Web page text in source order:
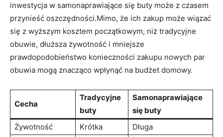
inwestycja w samonaprawiające się buty może z czasem
przynieść oszczędności.Mimo, że ich zakup może wiązać
się z wyższym kosztem początkowym, niż tradycyjne
obuwie, dłuższa żywotność i mniejsze
prawdopodobieństwo konieczności zakupu nowych par
obuwia mogą znacząco wpłynąć na budżet domowy.
Cecha
Tradycyjne
buty
Samonaprawiające
się buty
Żywotność
Krótka Długa